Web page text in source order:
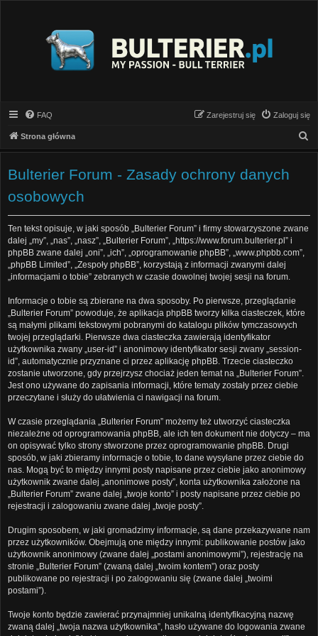
FAQ Zaloguj się
Zarejestruj się
Strona główna
z
Bulterier Forum - Zasady ochrony danych
osobowych
Ten tekst opisuje, w jaki sposób „Bulterier Forum” i firmy stowarzyszone zwane
dalej „my”, „nas”, „nasz”, „Bulterier Forum”, „https://www.forum.bulterier.pl” i
phpBB zwane dalej „oni”, „ich”, „oprogramowanie phpBB”, „www.phpbb.com”,
„phpBB Limited”, „Zespoły phpBB”, korzystają z informacji zwanymi dalej
„informacjami o tobie” zebranych w czasie dowolnej twojej sesji na forum.
Informacje o tobie są zbierane na dwa sposoby. Po pierwsze, przeglądanie
„Bulterier Forum” powoduje, że aplikacja phpBB tworzy kilka ciasteczek, które
są małymi plikami tekstowymi pobranymi do katalogu plików tymczasowych
twojej przeglądarki. Pierwsze dwa ciasteczka zawierają identyfikator
użytkownika zwany „user-id” i anonimowy identyfikator sesji zwany „session-
id”, automatycznie przyznane ci przez aplikację phpBB. Trzecie ciasteczko
zostanie utworzone, gdy przejrzysz chociaż jeden temat na „Bulterier Forum”.
Jest ono używane do zapisania informacji, które tematy zostały przez ciebie
przeczytane i służy do ułatwienia ci nawigacji na forum.
W czasie przeglądania „Bulterier Forum” możemy też utworzyć ciasteczka
niezależne od oprogramowania phpBB, ale ich ten dokument nie dotyczy – ma
on opisywać tylko strony stworzone przez oprogramowanie phpBB. Drugi
sposób, w jaki zbieramy informacje o tobie, to dane wysyłane przez ciebie do
nas. Mogą być to między innymi posty napisane przez ciebie jako anonimowy
użytkownik zwane dalej „anonimowe posty”, konta użytkownika założone na
„Bulterier Forum” zwane dalej „twoje konto” i posty napisane przez ciebie po
rejestracji i zalogowaniu zwane dalej „twoje posty”.
Drugim sposobem, w jaki gromadzimy informacje, są dane przekazywane nam
przez użytkowników. Obejmują one między innymi: publikowanie postów jako
użytkownik anonimowy (zwane dalej „postami anonimowymi”), rejestrację na
stronie „Bulterier Forum” (zwaną dalej „twoim kontem”) oraz posty
publikowane po rejestracji i po zalogowaniu się (zwane dalej „twoimi
postami”).
Twoje konto będzie zawierać przynajmniej unikalną identyfikacyjną nazwę
zwaną dalej „twoja nazwa użytkownika”, hasło używane do logowania zwane